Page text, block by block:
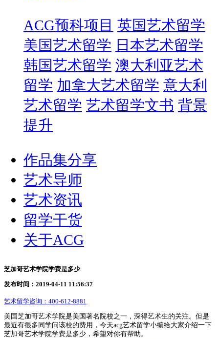
ACG预科项目 英国艺术留学
美国艺术留学 日本艺术留学
韩国艺术留学 澳大利亚艺术
留学 加拿大艺术留学 意大利
艺术留学 艺术留学文书 背景
提升
作品集分享
艺术导师
艺术资讯
留学干货
关于ACG
芝加哥艺术学院学费是多少
发布时间：2019-04-11 11:56:37
艺术留学咨询： 400-612-8881
美国芝加哥艺术学院是美国著名院校之一，深得艺术生的关注。但是
最近有很多同学问该校的费用，今天acg艺术留学小编给大家介绍一下
芝加哥艺术学院学费是多少，希望对你有帮助。